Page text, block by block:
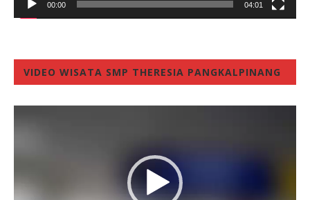
00:00 04:01
VIDEO WISATA SMP THERESIA PANGKALPINANG